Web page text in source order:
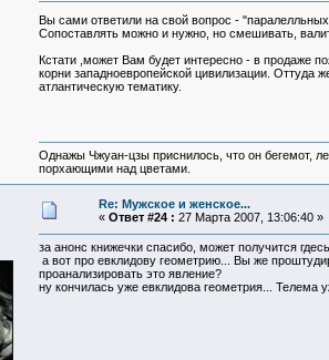
Вы сами ответили на свой вопрос -
Сопоставлять можно и нужно, но смешивать,
Кстати ,может Вам будет интересно - в продаже
корни западноевропейской цивилизации. Оттуда
атлантическую тематику.
Однажы Чжуан-цзы приснилось, что он бегемот,
порхающими над цветами.
Re: Мужское и женское...
« Ответ #24 : 27 Марта 2007, 13:06:40 »
за анонс книжечки спасибо, может получится
а вот про евклидову геометрию... Вы же
проанализировать это явление?
ну кончилась уже евклидова геометрия... Телема